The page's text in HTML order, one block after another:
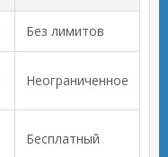
Без лимитов
Неограниченное
Бесплатный